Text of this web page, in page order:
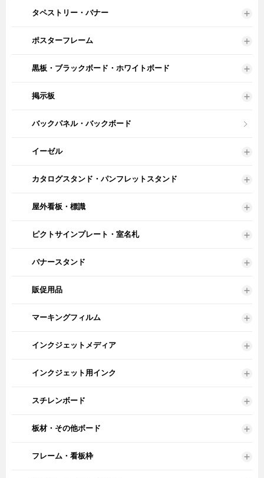
タペストリー・バナー
ポスターフレーム
黒板・ブラックボード・ホワイトボード
掲示板
バックパネル・バックボード
イーゼル
カタログスタンド・パンフレットスタンド
屋外看板・標識
ピクトサインプレート・室名札
バナースタンド
販促用品
マーキングフィルム
インクジェットメディア
インクジェット用インク
スチレンボード
板材・その他ボード
フレーム・看板枠